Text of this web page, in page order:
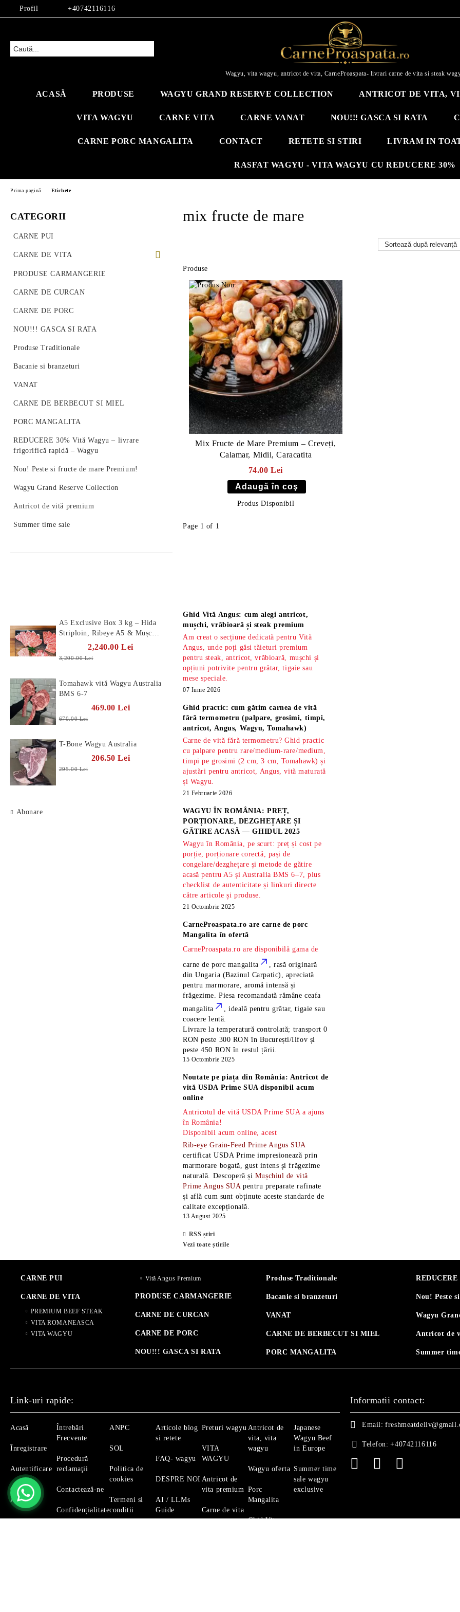
Profil +40742116116
Wagyu, vita wagyu, antricot de vita, CarneProaspata- livrari carne de vita si steak
ACASĂ PRODUSE WAGYU GRAND RESERVE COLLECTION ANTRICOT DE VITA,
VITA WAGYU CARNE VITA CARNE VANAT NOU!!! GASCA SI RATA
CARNE PORC MANGALITA CONTACT RETETE SI STIRI LIVRAM IN
RASFAT WAGYU - VITA WAGYU CU REDUCERE 30%
CATEGORII
CARNE PUI
CARNE DE VITA
PREMIUM BEEF STEAK
VITA ROMANEASCA
VITA WAGYU
Vită Angus Premium
PRODUSE CARMANGERIE
CARNE DE CURCAN
CARNE DE PORC
NOU!!! GASCA SI RATA
Produse Traditionale
Bacanie si branzeturi
VANAT
CARNE DE BERBECUT SI MIEL
PORC MANGALITA
REDUCERE 30% Vită Wagyu – livrare
frigorifică rapidă – Wagyu
Nou! Peste si fructe de mare Premium!
Wagyu Grand Reserve Collection
Antricot de vită premium
Summer time sale
Prima pagină Etichete
mix fructe de mare
Produse
Mix Fructe de Mare Premium – Creveți,
Calamar, Midii, Caracatita
74.00 Lei
Produs Disponibil
Page 1 of 1
A5 Exclusive Box 3 kg – Hida
Striploin, Ribeye A5 & Mușchi
2,240.00 Lei
3,200.00 Lei
Tomahawk vită Wagyu Australia
BMS 6-7
469.00 Lei
670.00 Lei
T-Bone Wagyu Australia
206.50 Lei
295.00 Lei
Abonare
Ghid Vită Angus: cum alegi antricot,
mușchi, vrăbioară și steak premium
Am creat o secțiune dedicată pentru Vită
Angus, unde poți găsi tăieturi premium
pentru steak, antricot, vrăbioară, mușchi și
opțiuni potrivite pentru grătar, tigaie sau
mese speciale.
07 Iunie 2026
Ghid practic: cum gătim carnea de vită
fără termometru (palpare, grosimi, timpi,
antricot, Angus, Wagyu, Tomahawk)
Carne de vită fără termometru? Ghid practic
cu palpare pentru rare/medium-rare/medium,
timpi pe grosimi (2 cm, 3 cm, Tomahawk) și
ajustări pentru antricot, Angus, vită maturată
și Wagyu.
21 Februarie 2026
WAGYU ÎN ROMÂNIA: PREȚ,
PORȚIONARE, DEZGHEȚARE ȘI
GĂTIRE ACASĂ — GHIDUL 2025
Wagyu în România, pe scurt: preț și cost pe
porție, porționare corectă, pași de
congelare/dezghețare și metode de gătire
acasă pentru A5 și Australia BMS 6–7, plus
checklist de autenticitate și linkuri directe
către articole și produse.
21 Octombrie 2025
CarneProaspata.ro arecarne de porc
Mangalita în ofertă
CarneProaspata.ro are disponibilă gama de
carne de porc mangalita
, rasă originară
din Ungaria (Bazinul Carpatic), apreciată
pentru marmorare, aromă intensă și
frăgezime. Piesa recomandată rămâneceafa
mangalita
, ideală pentru grătar, tigaie sau
coacere lentă.
Livrare la temperatură controlată; transport 0
RON peste 300 RON în București/Ilfov și
peste 450 RON în restul țării.
15 Octombrie 2025
Noutate pe piața din România: Antricot de
vită USDA Prime SUA disponibil acum
online
Antricotul de vită USDA Prime SUA a ajuns
în România!
Disponibil acum online, acest
Rib-eye Grain-Feed Prime Angus SUA
certificat USDA Prime impresionează prin
marmorare bogată, gust intens și frăgezime
naturală. Descoperă și Mușchiul de vită
Prime Angus SUA pentru preparate rafinate
și află cum sunt obținute aceste standarde de
calitate excepțională.
13 August 2025
RSS știri
Vezi toate știrile
CARNE PUI
CARNE DE VITA
PREMIUM BEEF STEAK
VITA ROMANEASCA
VITA WAGYU
Vită Angus Premium
PRODUSE CARMANGERIE
CARNE DE CURCAN
CARNE DE PORC
NOU!!! GASCA SI RATA
Produse Traditionale
Bacanie si branzeturi
VANAT
CARNE DE BERBECUT SI MIEL
PORC MANGALITA
Nou! Peste
Wagyu
Antricot de
Summer
Link-uri rapide:
Acasă
Înregistrare
Autentificare
Căutare
Avansată
Întrebări
Frecvente
Procedură
reclamaţii
Contactează-ne
Confidențialitate
ANPC
SOL
Politica de
cookies
Termeni si
conditii
Articole blog
si retete
FAQ- wagyu
DESPRE NOI
AI / LLMs
Guide
Preturi wagyu
VITA
WAGYU
Antricot de
vita premium
Carne de vita
Antricot de
vita, vita
wagyu
Wagyu oferta
Porc
Mangalita
Ghid Vita
Japanese
Wagyu Beef
in Europe
Summer time
sale wagyu
exclusive
Informatii contact:
Email:
Telefon: +40742116116